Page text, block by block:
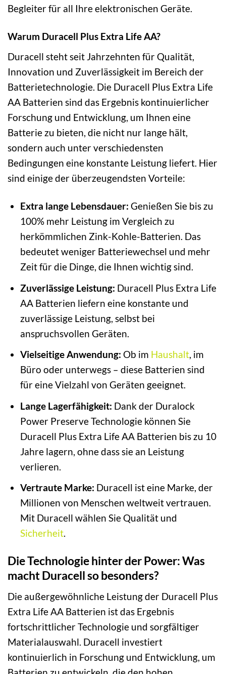
Begleiter für all Ihre elektronischen Geräte.
Warum Duracell Plus Extra Life AA?
Duracell steht seit Jahrzehnten für Qualität,
Innovation und Zuverlässigkeit im Bereich der
Batterietechnologie. Die Duracell Plus Extra Life
AA Batterien sind das Ergebnis kontinuierlicher
Forschung und Entwicklung, um Ihnen eine
Batterie zu bieten, die nicht nur lange hält,
sondern auch unter verschiedensten
Bedingungen eine konstante Leistung liefert. Hier
sind einige der überzeugendsten Vorteile:
Extra lange Lebensdauer: Genießen Sie bis zu
100% mehr Leistung im Vergleich zu
herkömmlichen Zink-Kohle-Batterien. Das
bedeutet weniger Batteriewechsel und mehr
Zeit für die Dinge, die Ihnen wichtig sind.
Zuverlässige Leistung: Duracell Plus Extra Life
AA Batterien liefern eine konstante und
zuverlässige Leistung, selbst bei
anspruchsvollen Geräten.
Vielseitige Anwendung: Ob im Haushalt, im
Büro oder unterwegs – diese Batterien sind
für eine Vielzahl von Geräten geeignet.
Lange Lagerfähigkeit: Dank der Duralock
Power Preserve Technologie können Sie
Duracell Plus Extra Life AA Batterien bis zu 10
Jahre lagern, ohne dass sie an Leistung
verlieren.
Vertraute Marke: Duracell ist eine Marke, der
Millionen von Menschen weltweit vertrauen.
Mit Duracell wählen Sie Qualität und
Sicherheit.
Die Technologie hinter der Power: Was
macht Duracell so besonders?
Die außergewöhnliche Leistung der Duracell Plus
Extra Life AA Batterien ist das Ergebnis
fortschrittlicher Technologie und sorgfältiger
Materialauswahl. Duracell investiert
kontinuierlich in Forschung und Entwicklung, um